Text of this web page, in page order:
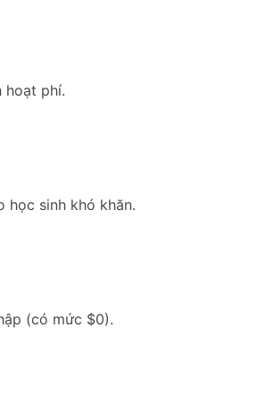
hoạt phí.
học sinh khó khăn.
(có mức $0).